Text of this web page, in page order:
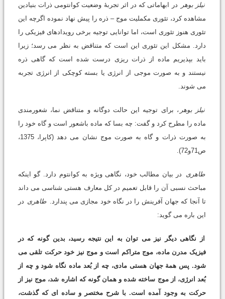
نیلز بوهر
در ابهاماتی که در اثر تجربۀ وضعیت کوانتومی ذرات بنیادین
مشاهده کرد، تئوری مکملیت موج – ذره را پیش نهاد نموده اگرچه این
تئوری هنوز تئوری است، اما توانایی توجیه برخی رویدادهای فیزیکی را
دارد. مشکل این تئوری این است که متناقض به نظر می رسد؛ زیرا
باید بپذیریم ماده از ذرات ریزی درست شده است که گاهی ذره
نیستند و به صورت موجی از انرژی یا بسته کوچکی از انرژی تجربه
می شوند.
نیلز بوهر ، برای توجیه این حالت دوگانه و متناقض نما، شعورمندی
ماده را مطرح کرد و گفت: چه بسا که ماده باشعور است و گاه خود را
به صورت ذرات و گاه به صورت موج نشان می دهد (کاپرا، 1375،
ص71و72).
طاهری
در بیان مطالب خود، نگاهی ویژه به کوانتوم دارد. گو اینکه
مباحث نسبی آن را قابل تعمیم در کل معارف هستی شناسی می داند
تا آنجا که جهان آفرینش را در نگاه خود مجازی می پندارد.
طاهری در
این باره می گوید:
از نگاهی دیگر نیز می توان به این نتیجه رسید، بدین گونه که در
فیزیک مدرن ماده، موج متراکم است و موج نیز خود حرکت تلقی می
شود. پس همة جهان هستی مادی، چه از بُعد ماده نگاه شود و چه از
بُعد انرژی، از موج ساخته شده و همان گونه که اشاره شد، موج نیز از
حرکت به وجود آمده است. با شرح مختصر و ساده ای که گذشت،